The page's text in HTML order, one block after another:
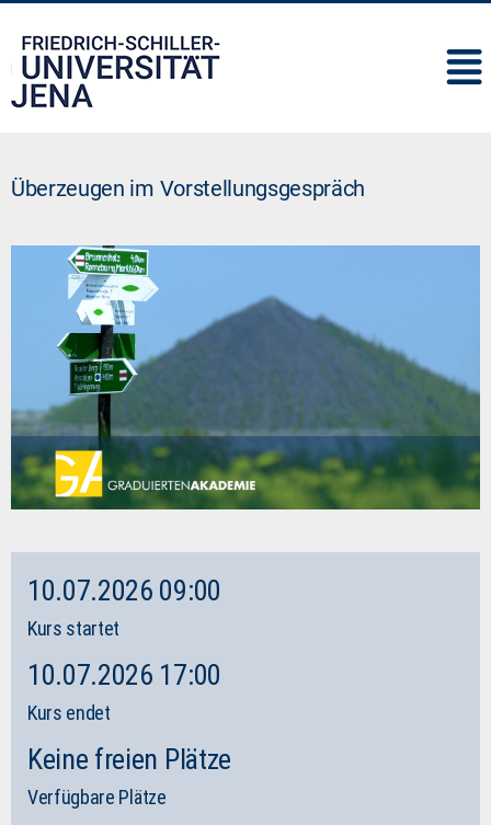
Überzeugen im Vorstellungsgespräch
10.07.2026 09:00
Kurs startet
10.07.2026 17:00
Kurs endet
Keine freien Plätze
Verfügbare Plätze